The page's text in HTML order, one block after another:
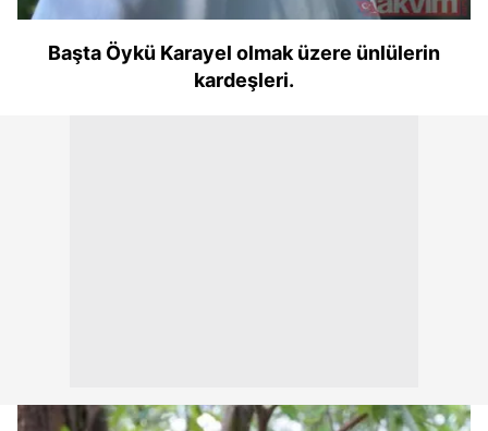
Başta Öykü Karayel olmak üzere ünlülerin
kardeşleri.